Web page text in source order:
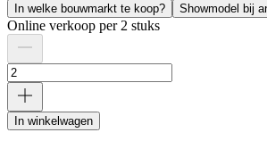
In welke bouwmarkt te koop? Showmodel bij
Online verkoop per 2 stuks
In winkelwagen